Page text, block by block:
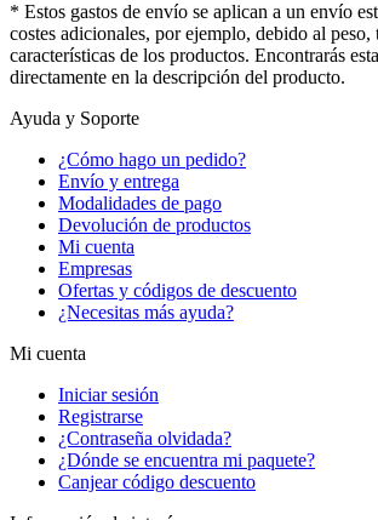
* Estos gastos de envío se aplican a un envío
costes adicionales, por ejemplo, debido al peso,
características de los productos. Encontrarás
directamente en la descripción del producto.
Ayuda y Soporte
¿Cómo hago un pedido?
Envío y entrega
Modalidades de pago
Devolución de productos
Mi cuenta
Empresas
Ofertas y códigos de descuento
¿Necesitas más ayuda?
Mi cuenta
Iniciar sesión
Registrarse
¿Contraseña olvidada?
¿Dónde se encuentra mi paquete?
Canjear código descuento